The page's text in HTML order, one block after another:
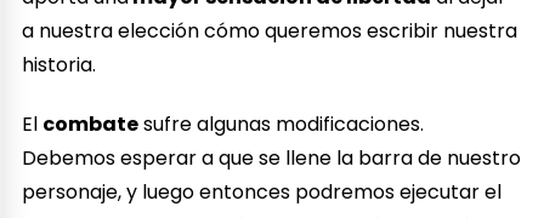
a nuestra elección cómo queremos escribir nuestra
historia.
El combatesufre algunas modificaciones.
Debemos esperar a que se llene la barra de nuestro
personaje, y luego entonces podremos ejecutar el